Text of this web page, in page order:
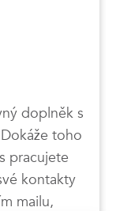
doplněk s
toho
pracujete
kontakty
mailu,